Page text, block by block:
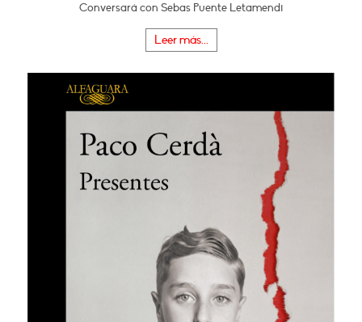
Conversará con Sebas Puente Letamendi
Leer más...